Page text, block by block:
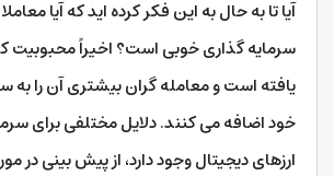
آیا تا به حال به این فکر کرده اید که آیا
سرمایه گذاری خوبی است؟ اخیراً محبوبیت
یافته است و معامله گران بیشتری آن را به
خود اضافه می کنند. دلایل مختلفی برای
ارزهای دیجیتال وجود دارد، از پیش بینی در